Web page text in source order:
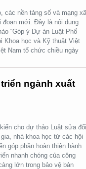
các nền tảng số và mạng
đoạn mới. Đây là nội dung
“Góp ý Dự án Luật Phổ
Khoa học và Kỹ thuật Việt
Nam tổ chức chiều ngày
ngành xuất
cho dự thảo Luật sửa
nhà khoa học từ các hội
góp phần hoàn thiện hành
nhanh chóng của công
lớn trong bảo vệ bản